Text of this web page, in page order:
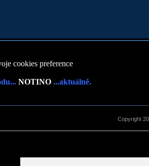
cookies preference
NOTINO ...aktuálně.
Copyright